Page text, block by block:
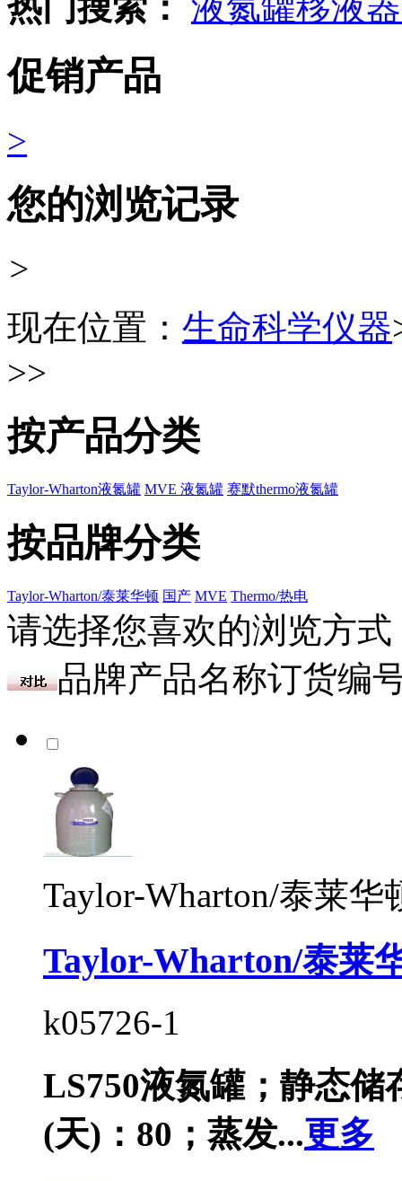
热门搜索： 液氮罐移液器
促销产品
>
您的浏览记录
>
现在位置： 生命科学仪器
>>
按产品分类
Taylor-Wharton液氮罐 MVE 液氮罐 赛默thermo液氮罐
按品牌分类
Taylor-Wharton/泰莱华顿 国产 MVE Thermo/热电
请选择您喜欢的浏览方式
品牌产品名称订货编
Taylor-Wharton/泰莱华
Taylor-Wharton/泰莱
k05726-1
LS750液氮罐；静态储
(天)：80；蒸发...更多